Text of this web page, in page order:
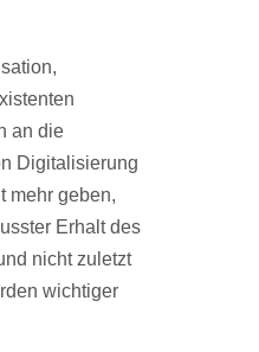
an die
Digitalisierung
mehr geben,
Erhalt des
nicht zuletzt
wichtiger